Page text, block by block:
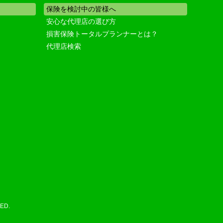
保険を検討中の皆様へ
安心な代理店の選び方
損害保険トータルプランナーとは？
代理店検索